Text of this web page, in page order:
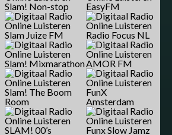
Slam! Non-stop
Slam Juize FM
Slam! Mixmarathon
Slam! The Boom
Room
SLAM! 00’s
EasyFM
Radio Focus NL
AMOR FM
FunX
Amsterdam
Funx Slow Jamz